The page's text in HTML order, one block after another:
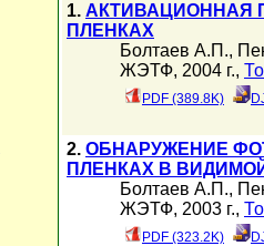
1. АКТИВАЦИОННАЯ
ПЛЕНКАХ
Болтаев А.П.,
ЖЭТФ, 2004 г.,
PDF (389.8K)
2. ОБНАРУЖЕНИЕ
ПЛЕНКАХ В
Болтаев А.П.,
ЖЭТФ, 2003 г.,
PDF (323.2K)